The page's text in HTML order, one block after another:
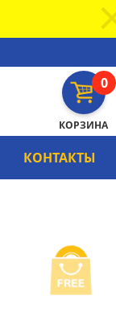
0
КОРЗИНА
КОНТАКТЫ